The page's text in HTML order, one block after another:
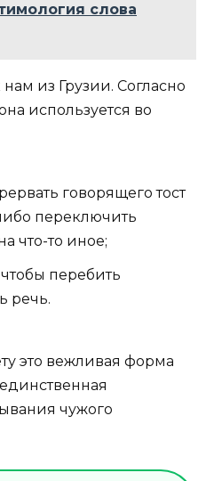
слова
из Грузии. Согласно
используется во
говорящего тост
переключить
что-то иное;
перебить
речь.
это вежливая форма
чужого